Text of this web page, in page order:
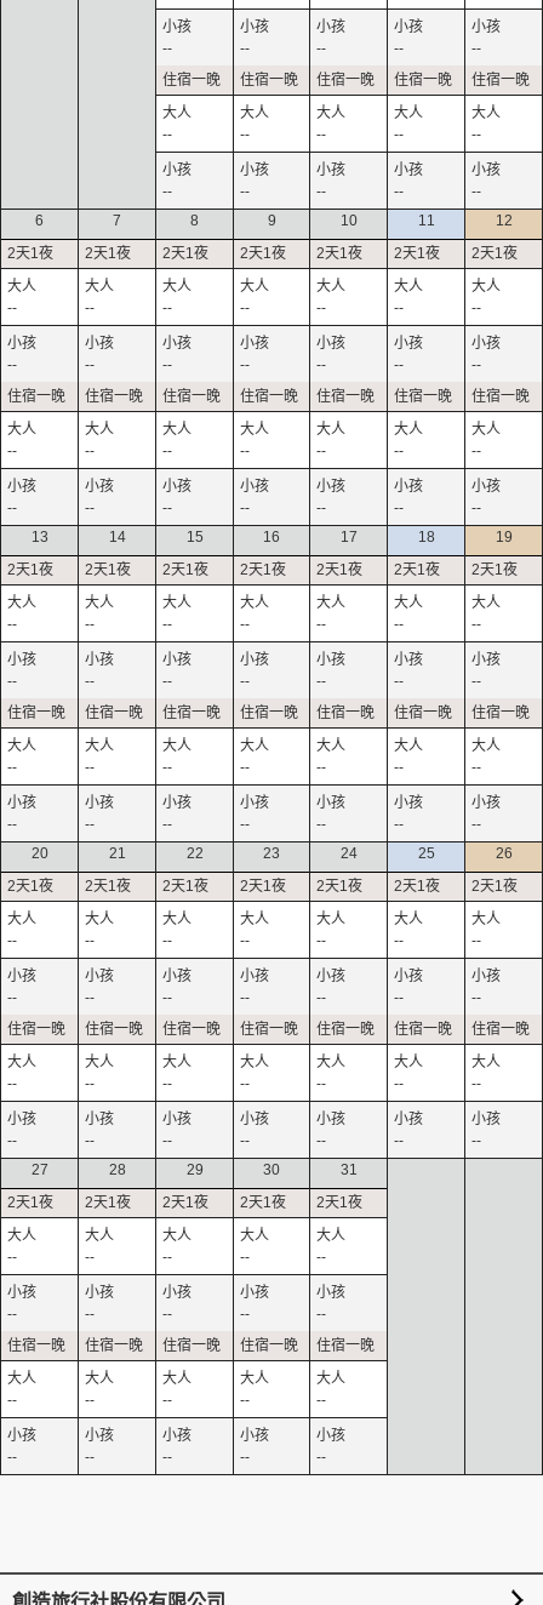
--
--
--
--
--
--
--
--
--
--
--
--
--
--
--
6
--
--
--
--
7
--
--
--
--
8
--
--
--
--
9
--
--
--
--
10
--
--
--
--
11
--
--
--
--
12
--
--
--
--
13
--
--
--
--
14
--
--
--
--
15
--
--
--
--
16
--
--
--
--
17
--
--
--
--
18
--
--
--
--
19
--
--
--
--
20
--
--
--
--
21
--
--
--
--
22
--
--
--
--
23
--
--
--
--
24
--
--
--
--
25
--
--
--
--
26
--
--
--
--
27
--
--
--
--
28
--
--
--
--
29
--
--
--
--
30
--
--
--
--
31
--
--
--
--